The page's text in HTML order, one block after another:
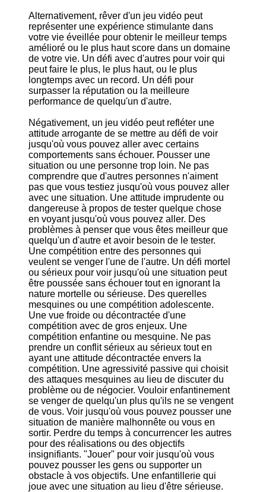
Alternativement, rêver d'un jeu vidéo peut
représenter une expérience stimulante dans
votre vie éveillée pour obtenir le meilleur temps
amélioré ou le plus haut score dans un domaine
de votre vie. Un défi avec d'autres pour voir qui
peut faire le plus, le plus haut, ou le plus
longtemps avec un record. Un défi pour
surpasser la réputation ou la meilleure
performance de quelqu'un d'autre.
Négativement, un jeu vidéo peut refléter une
attitude arrogante de se mettre au défi de voir
jusqu'où vous pouvez aller avec certains
comportements sans échouer. Pousser une
situation ou une personne trop loin. Ne pas
comprendre que d'autres personnes n'aiment
pas que vous testiez jusqu'où vous pouvez aller
avec une situation. Une attitude imprudente ou
dangereuse à propos de tester quelque chose
en voyant jusqu'où vous pouvez aller. Des
problèmes à penser que vous êtes meilleur que
quelqu'un d'autre et avoir besoin de le tester.
Une compétition entre des personnes qui
veulent se venger l'une de l'autre. Un défi mortel
ou sérieux pour voir jusqu'où une situation peut
être poussée sans échouer tout en ignorant la
nature mortelle ou sérieuse. Des querelles
mesquines ou une compétition adolescente.
Une vue froide ou décontractée d'une
compétition avec de gros enjeux. Une
compétition enfantine ou mesquine. Ne pas
prendre un conflit sérieux au sérieux tout en
ayant une attitude décontractée envers la
compétition. Une agressivité passive qui choisit
des attaques mesquines au lieu de discuter du
problème ou de négocier. Vouloir enfantinement
se venger de quelqu'un plus qu'ils ne se vengent
de vous. Voir jusqu'où vous pouvez pousser une
situation de manière malhonnête ou vous en
sortir. Perdre du temps à concurrencer les autres
pour des réalisations ou des objectifs
insignifiants. "Jouer" pour voir jusqu'où vous
pouvez pousser les gens ou supporter un
obstacle à vos objectifs. Une enfantillerie qui
joue avec une situation au lieu d'être sérieuse.